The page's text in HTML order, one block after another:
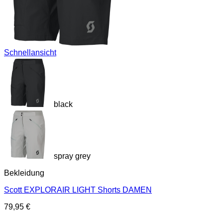
Schnellansicht
black
spray grey
Bekleidung
Scott EXPLORAIR LIGHT Shorts DAMEN
79,95 €